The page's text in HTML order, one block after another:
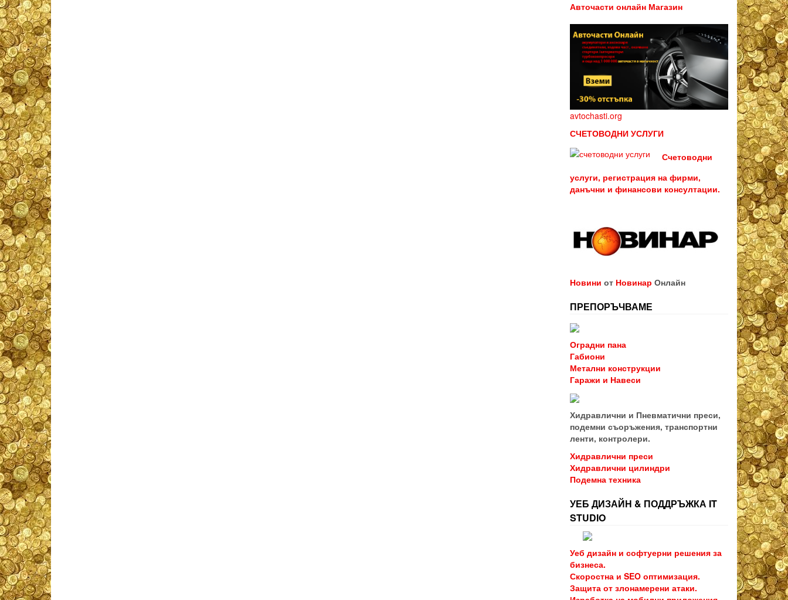
Авточасти онлайн Магазин
avtochasti.org
СЧЕТОВОДНИ УСЛУГИ
Счетоводни
услуги, регистрация на фирми,
данъчни и финансови консултации.
Новини от Новинар Онлайн
ПРЕПОРЪЧВАМЕ
Оградни пана
Габиони
Метални конструкции
Гаражи и Навеси
Хидравлични и Пневматични преси,
подемни съоръжения, транспортни
ленти, контролери.
Хидравлични преси
Хидравлични цилиндри
Подемна техника
УЕБ ДИЗАЙН & ПОДДРЪЖКА IT
STUDIO
Уеб дизайн и софтуерни решения за
бизнеса.
Скоростна и SEO оптимизация.
Защита от злонамерени атаки.